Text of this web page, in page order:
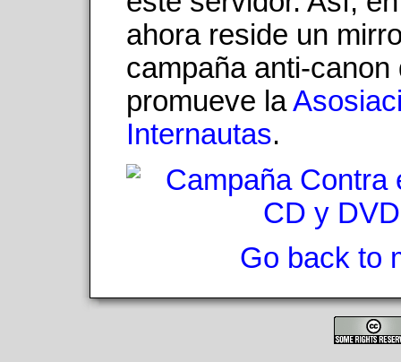
ahora reside un
campaña anti-canon
promueve la
Internautas.
Go back to